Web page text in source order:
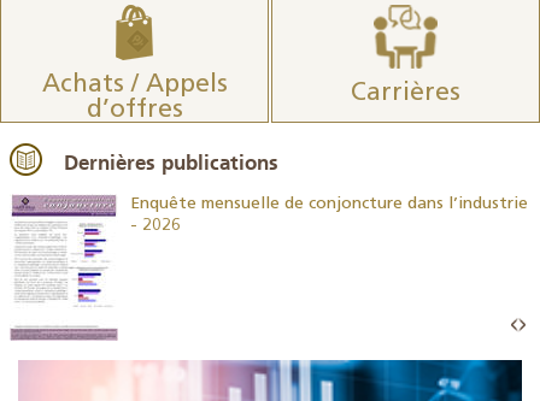
Achats / Appels
d’offres
Carrières
Dernières publications
Enquête mensuelle de conjoncture dans l’industrie
- 2026